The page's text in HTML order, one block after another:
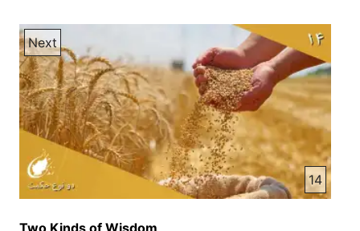
Next
14
Two Kinds of Wisdom